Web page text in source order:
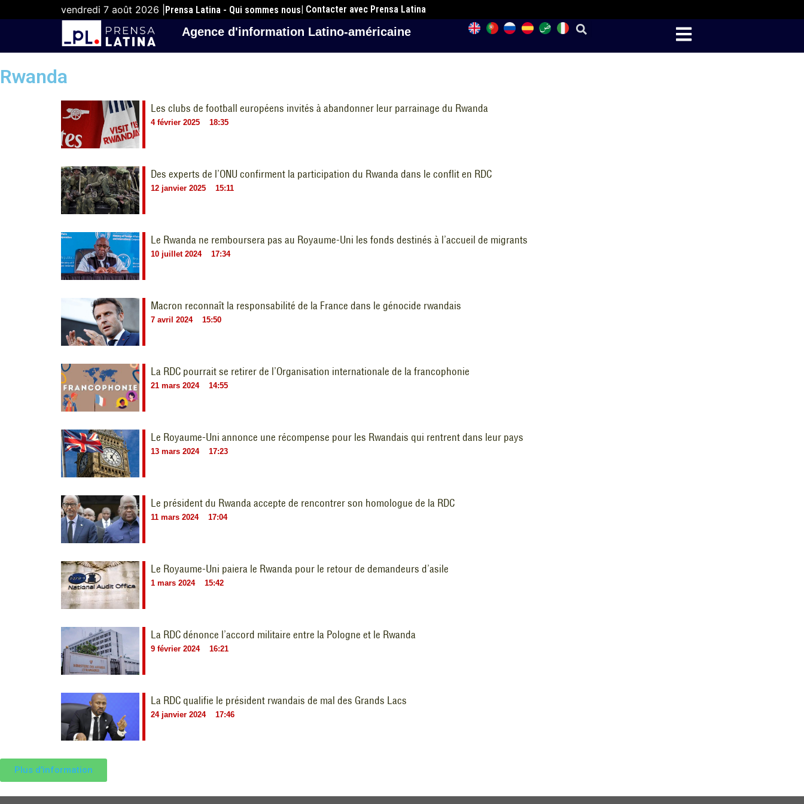
vendredi 7 août 2026 | Prensa Latina - Qui sommes nous| Contacter avec Prensa Latina
Agence d'information Latino-américaine
Rwanda
Les clubs de football européens invités à abandonner leur parrainage du Rwanda
4 février 2025 18:35
Des experts de l’ONU confirment la participation du Rwanda dans le conflit en RDC
12 janvier 2025 15:11
Le Rwanda ne remboursera pas au Royaume-Uni les fonds destinés à l’accueil de migrants
10 juillet 2024 17:34
Macron reconnaît la responsabilité de la France dans le génocide rwandais
7 avril 2024 15:50
La RDC pourrait se retirer de l’Organisation internationale de la francophonie
21 mars 2024 14:55
Le Royaume-Uni annonce une récompense pour les Rwandais qui rentrent dans leur pays
13 mars 2024 17:23
Le président du Rwanda accepte de rencontrer son homologue de la RDC
11 mars 2024 17:04
Le Royaume-Uni paiera le Rwanda pour le retour de demandeurs d’asile
1 mars 2024 15:42
La RDC dénonce l’accord militaire entre la Pologne et le Rwanda
9 février 2024 16:21
La RDC qualifie le président rwandais de mal des Grands Lacs
24 janvier 2024 17:46
Plus d'information